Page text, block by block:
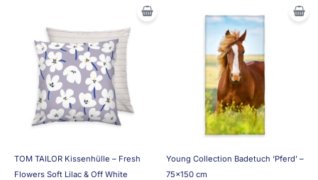
TOM TAILOR Kissenhülle – Fresh
Flowers Soft Lilac & Off White
Young Collection Badetuch ‘Pferd’ –
75×150 cm